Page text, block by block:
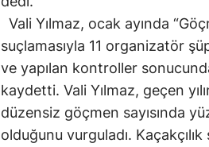
Vali Yılmaz, ocak ayında
suçlamasıyla 11 organizatör
ve yapılan kontroller
kaydetti. Vali Yılmaz, geçen
düzensiz göçmen sayısında
olduğunu vurguladı.